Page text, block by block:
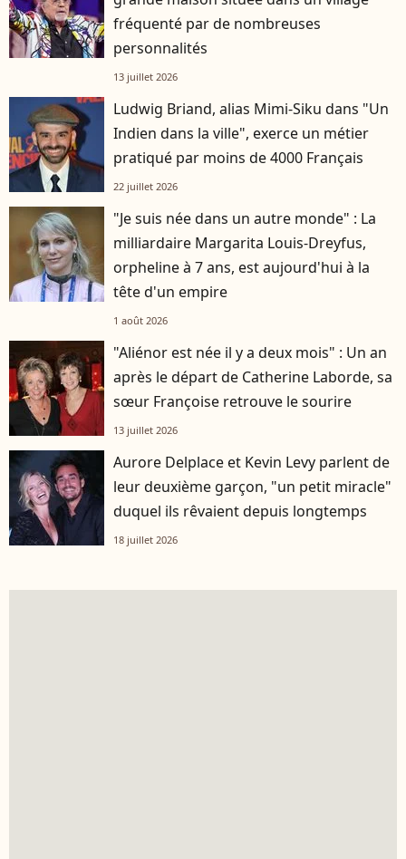
fréquenté par de nombreuses
personnalités
13 juillet 2026
Ludwig Briand, alias Mimi-Siku dans "Un
Indien dans la ville", exerce un métier
pratiqué par moins de 4000 Français
22 juillet 2026
"Je suis née dans un autre monde" : La
milliardaire Margarita Louis-Dreyfus,
orpheline à 7 ans, est aujourd'hui à la
tête d'un empire
1 août 2026
"Aliénor est née il y a deux mois" : Un an
après le départ de Catherine Laborde, sa
sœur Françoise retrouve le sourire
13 juillet 2026
Aurore Delplace et Kevin Levy parlent de
leur deuxième garçon, "un petit miracle"
duquel ils rêvaient depuis longtemps
18 juillet 2026